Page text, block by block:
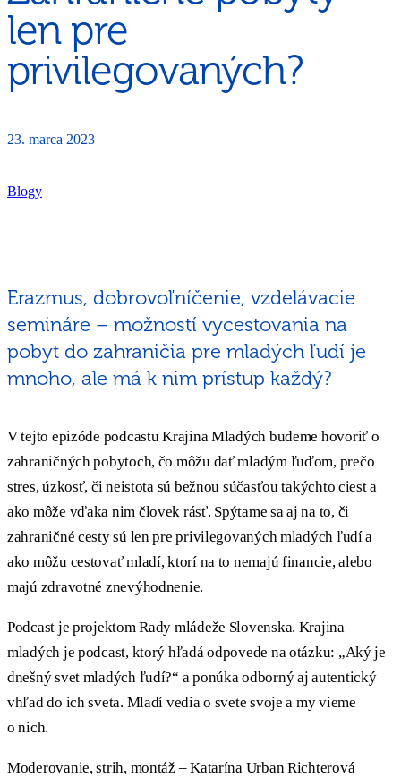
len pre
privilegovaných?
23. marca 2023
Blogy
Erazmus, dobrovoľníčenie, vzdelávacie
semináre – možností vycestovania na
pobyt do zahraničia pre mladých ľudí je
mnoho, ale má k nim prístup každý?
V tejto epizóde podcastu Krajina Mladých budeme hovoriť o
zahraničných pobytoch, čo môžu dať mladým ľuďom, prečo
stres, úzkosť, či neistota sú bežnou súčasťou takýchto ciest a
ako môže vďaka nim človek rásť. Spýtame sa aj na to, či
zahraničné cesty sú len pre privilegovaných mladých ľudí a
ako môžu cestovať mladí, ktorí na to nemajú financie, alebo
majú zdravotné znevýhodnenie.
Podcast je projektom Rady mládeže Slovenska. Krajina
mladých je podcast, ktorý hľadá odpovede na otázku: „Aký je
dnešný svet mladých ľudí?“ a ponúka odborný aj autentický
vhľad do ich sveta. Mladí vedia o svete svoje a my vieme
o nich.
Moderovanie, strih, montáž – Katarína Urban Richterová